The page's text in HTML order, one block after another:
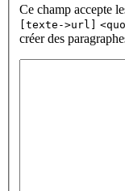
Ce champ accepte
[texte->url]
créer des